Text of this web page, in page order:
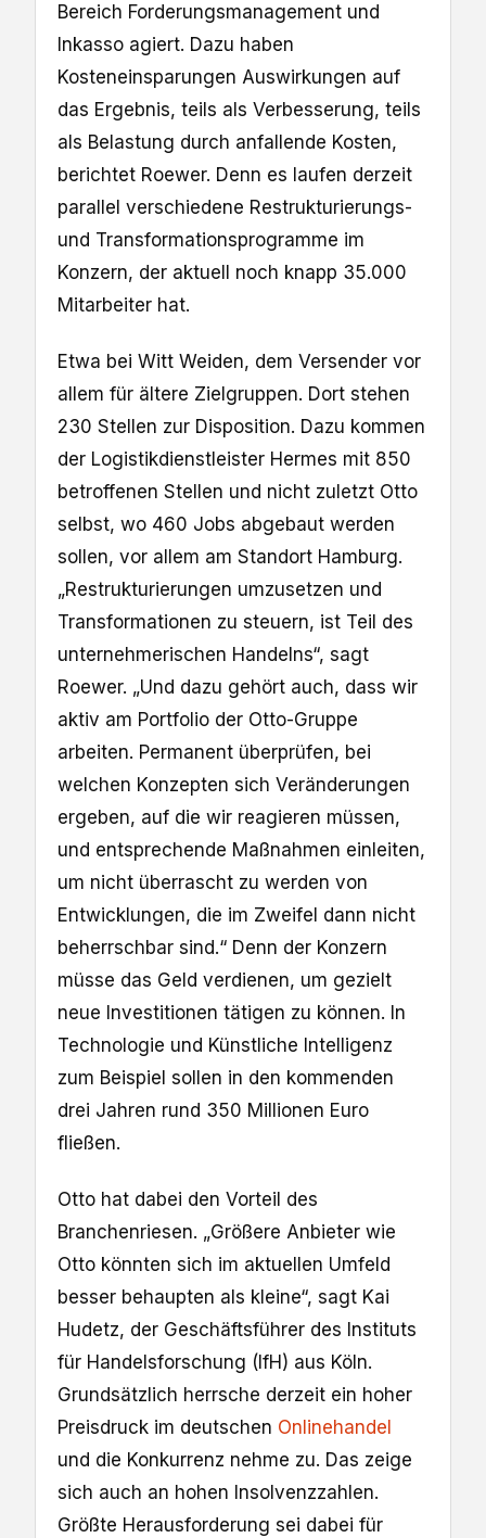
Bereich Forderungsmanagement und
Inkasso agiert. Dazu haben
Kosteneinsparungen Auswirkungen auf
das Ergebnis, teils als Verbesserung, teils
als Belastung durch anfallende Kosten,
berichtet Roewer. Denn es laufen derzeit
parallel verschiedene Restrukturierungs-
und Transformationsprogramme im
Konzern, der aktuell noch knapp 35.000
Mitarbeiter hat.
Etwa bei Witt Weiden, dem Versender vor
allem für ältere Zielgruppen. Dort stehen
230 Stellen zur Disposition. Dazu kommen
der Logistikdienstleister Hermes mit 850
betroffenen Stellen und nicht zuletzt Otto
selbst, wo 460 Jobs abgebaut werden
sollen, vor allem am Standort Hamburg.
„Restrukturierungen umzusetzen und
Transformationen zu steuern, ist Teil des
unternehmerischen Handelns“, sagt
Roewer. „Und dazu gehört auch, dass wir
aktiv am Portfolio der Otto-Gruppe
arbeiten. Permanent überprüfen, bei
welchen Konzepten sich Veränderungen
ergeben, auf die wir reagieren müssen,
und entsprechende Maßnahmen einleiten,
um nicht überrascht zu werden von
Entwicklungen, die im Zweifel dann nicht
beherrschbar sind.“ Denn der Konzern
müsse das Geld verdienen, um gezielt
neue Investitionen tätigen zu können. In
Technologie und Künstliche Intelligenz
zum Beispiel sollen in den kommenden
drei Jahren rund 350 Millionen Euro
fließen.
Otto hat dabei den Vorteil des
Branchenriesen. „Größere Anbieter wie
Otto könnten sich im aktuellen Umfeld
besser behaupten als kleine“, sagt Kai
Hudetz, der Geschäftsführer des Instituts
für Handelsforschung (IfH) aus Köln.
Grundsätzlich herrsche derzeit ein hoher
Preisdruck im deutschen Onlinehandel
und die Konkurrenz nehme zu. Das zeige
sich auch an hohen Insolvenzzahlen.
Größte Herausforderung sei dabei für